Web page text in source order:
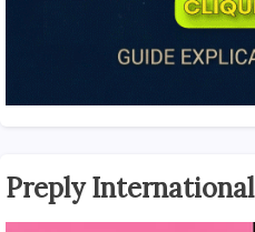
Preply International